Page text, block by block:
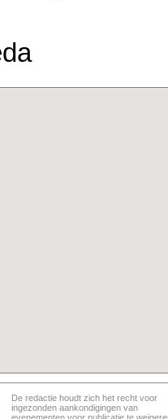
De redactie houdt zich het recht voor
ingezonden aankondigingen van